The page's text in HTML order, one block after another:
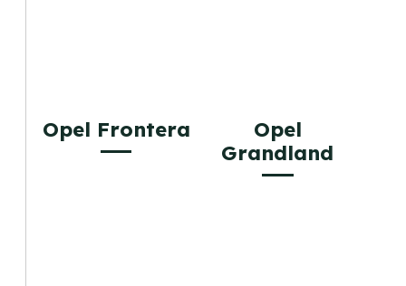
Opel Frontera
Opel
Grandland